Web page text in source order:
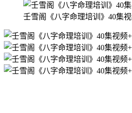
壬雪阁《八字命理培训》40集